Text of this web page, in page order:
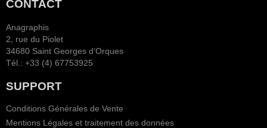
CONTACT
Anagraphis
2, rue du Piolet
34680 Saint Georges d’Orques
Tél.: +33 (4) 67753925
SUPPORT
Conditions Générales de Vente
Mentions Légales et traitement des données